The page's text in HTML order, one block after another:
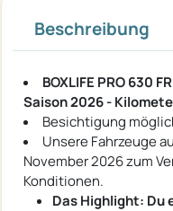
Beschreibung
BOXLIFE PRO 630
Saison 2026 -
Besichtigung
Unsere Fahrzeuge
November 2026 zum
Konditionen.
Das Highlight: Du